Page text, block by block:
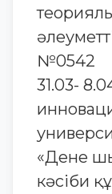
№0542
31.03-
«Дене
кәсіби